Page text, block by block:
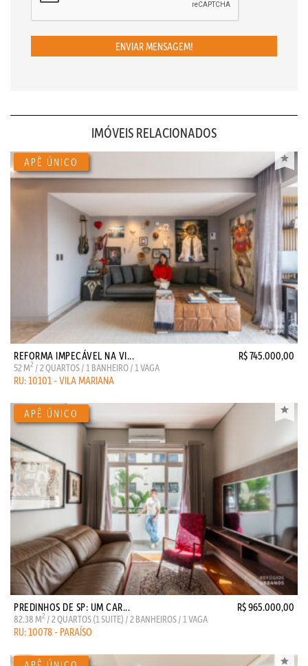
ENVIAR MENSAGEM!
IMÓVEIS RELACIONADOS
REFORMA IMPECÁVEL NA VI... R$ 745.000,00
52 M2 / 2 QUARTOS / 1 BANHEIRO / 1 VAGA
RU: 10101 - VILA MARIANA
PREDINHOS DE SP: UM CAR... R$ 965.000,00
82.38 M2 / 2 QUARTOS (1 SUITE) / 2 BANHEIROS / 1 VAGA
RU: 10078 - PARAÍSO